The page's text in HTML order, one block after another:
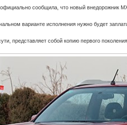
сообщила, что новый внедорожник
варианте исполнения нужно будет
представляет собой копию первого